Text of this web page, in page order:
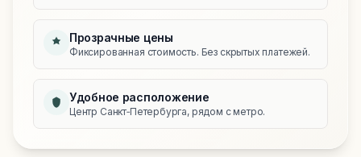
Прозрачные цены
Фиксированная стоимость. Без скрытых платежей.
Удобное расположение
Центр Санкт‑Петербурга, рядом с метро.